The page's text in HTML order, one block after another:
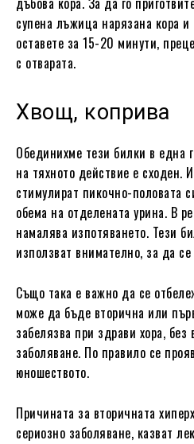
супена лъжица нарязана кора
оставете за 15-20 минути,
с отварата.
Хвощ, коприва
Обединихме тези билки в една
на тяхното действие е сходен.
стимулират пикочно-половата
обема на отделената урина. В
намалява изпотяването. Тези
използват внимателно, за да
Също така е важно да се
може да бъде вторична или
забелязва при здрави хора, без
заболяване. По правило се
юношеството.
Причината за вторичната
сериозно заболяване, казват